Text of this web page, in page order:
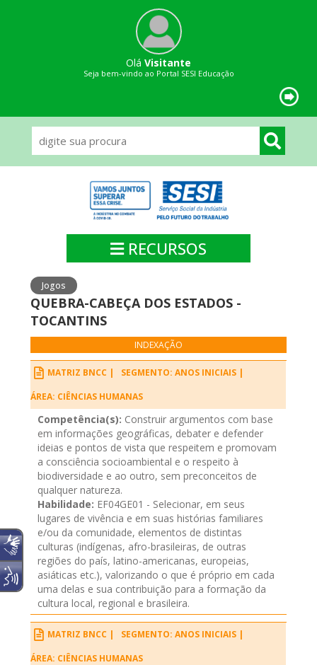
Olá Visitante
Seja bem-vindo ao Portal SESI Educação
RECURSOS
Jogos
QUEBRA-CABEÇA DOS ESTADOS -
TOCANTINS
INDEXAÇÃO
MATRIZ BNCC |
SEGMENTO: ANOS INICIAIS |
ÁREA: CIÊNCIAS HUMANAS
Competência(s): Construir argumentos com base
em informações geográficas, debater e defender
ideias e pontos de vista que respeitem e promovam
a consciência socioambiental e o respeito à
biodiversidade e ao outro, sem preconceitos de
qualquer natureza.
Habilidade: EF04GE01 - Selecionar, em seus
lugares de vivência e em suas histórias familiares
e/ou da comunidade, elementos de distintas
culturas (indígenas, afro-brasileiras, de outras
regiões do país, latino-americanas, europeias,
asiáticas etc.), valorizando o que é próprio em cada
uma delas e sua contribuição para a formação da
cultura local, regional e brasileira.
MATRIZ BNCC |
SEGMENTO: ANOS INICIAIS |
ÁREA: CIÊNCIAS HUMANAS